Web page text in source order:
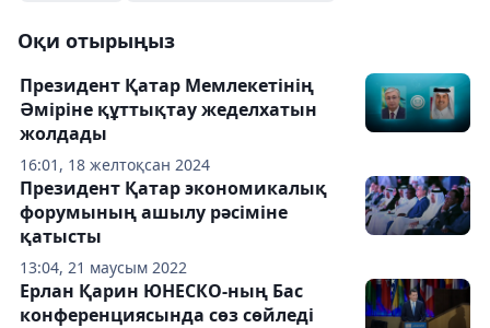
Оқи отырыңыз
16:01, 18 желтоқсан 2024
Президент Қатар Мемлекетінің
Әміріне құттықтау жеделхатын
жолдады
13:04, 21 маусым 2022
Президент Қатар экономикалық
форумының ашылу рәсіміне
қатысты
Ерлан Қарин ЮНЕСКО-ның Бас
конференциясында сөз сөйледі